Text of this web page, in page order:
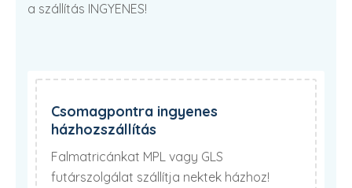
a szállítás INGYENES!
Csomagpontra ingyenes
házhozszállítás
Falmatricánkat MPL vagy GLS
futárszolgálat szállítja nektek házhoz!